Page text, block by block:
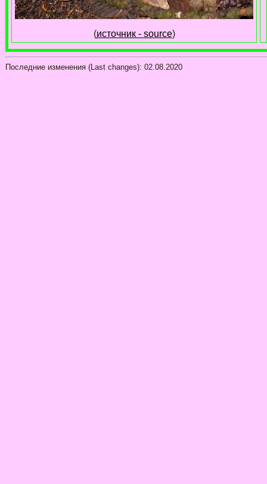
(источник - source)
Последние изменения (Last changes): 02.08.2020